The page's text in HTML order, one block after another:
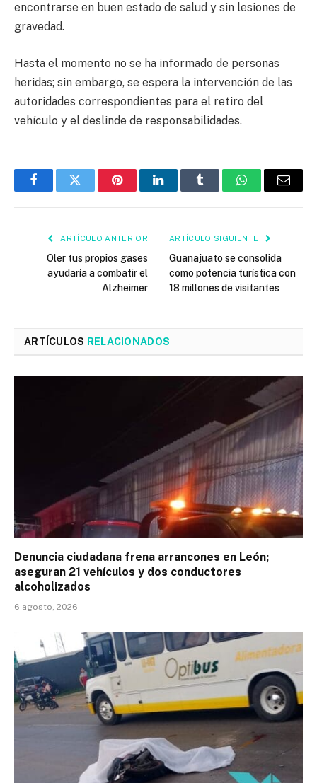
encontrarse en buen estado de salud y sin lesiones de
gravedad.
Hasta el momento no se ha informado de personas
heridas; sin embargo, se espera la intervención de las
autoridades correspondientes para el retiro del
vehículo y el deslinde de responsabilidades.
FacebookTwitter PinterestLinkedInTumblr WhatsAppEmail
ARTÍCULO ANTERIOR
Oler tus propios gases
ayudaría a combatir el
Alzheimer
ARTÍCULO SIGUIENTE
Guanajuato se consolida
como potencia turística con
18 millones de visitantes
ARTÍCULOS RELACIONADOS
Denuncia ciudadana frena arrancones en León;
aseguran 21 vehículos y dos conductores
alcoholizados
6 agosto, 2026